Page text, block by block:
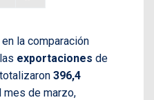
en la comparación
exportaciones de
396,4
mes de marzo,